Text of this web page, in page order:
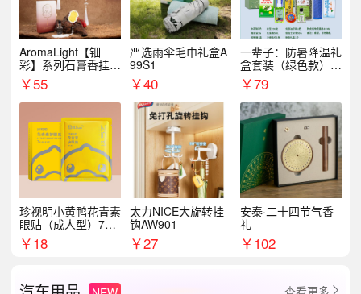
AromaLight【钿
彩】系列石膏香挂
（代发香味随机）
￥55
严选雨伞毛巾礼盒A
99S1
￥40
一辈子：防暑降温礼
盒套装（绿色款）支
持自由搭配
￥79
珍视明小黄鸭花青素
眼贴（成人型）7对/
盒
￥18
太力NICE大旋转挂
钩AW901
￥27
安泰·二十四节气香
礼
￥102
查看更多 